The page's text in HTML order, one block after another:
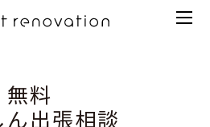
無料
ん出張相談